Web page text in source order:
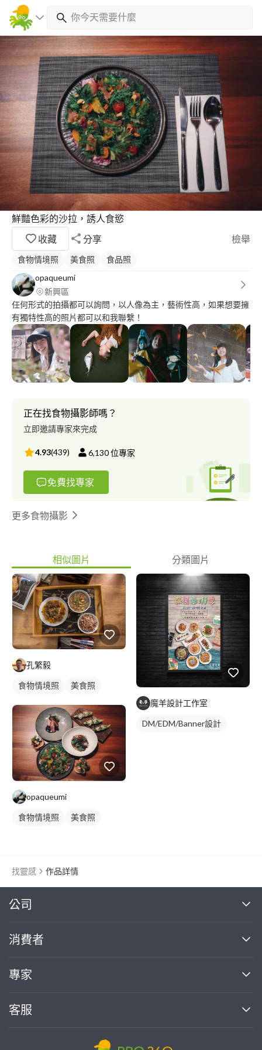
鮮豔色彩的沙拉，誘人食慾
收藏
分享 檢舉
食物情境照 美食照
食品照
opaqueumi
新興區
任何形式的拍攝都可以詢問，以人像為主，藝術性高，如果想要擁
有獨特性高的照片都可以和我聯繫！
正在找食物攝影師嗎？
立即邀請專家來完成
4.93(439) 6,130位專家
免費找專家
更多食物攝影
相似圖片 分類圖片
孔繁毅
食物情境照 美食照
opaqueumi
食物情境照
美食照
魔羊設計工作室
DM/EDM/Banner設計
找靈感 作品詳情
公司
關於我們
部落格
加入我們
消費者
買服務
熱門服務
專家
案件中心
客服
繼續完成